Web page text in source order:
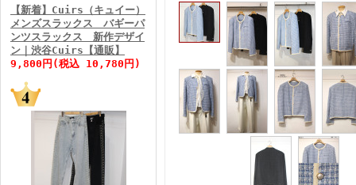
FINEBOYS2026年2月号
【新着】Cuirs（キュイー）
メンズスラックス バギーパ
ンツスラックス 新作デザイ
ン｜渋谷Cuirs【通販】
9,800円(税込 10,780円)